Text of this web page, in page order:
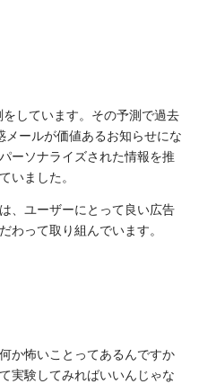
しています。その予測で過去
ールが価値あるお知らせにな
ーソナライズされた情報を推
いました。
、ユーザーにとって良い広告
わって取り組んでいます。
か怖いことってあるんですか
実験してみればいいんじゃな